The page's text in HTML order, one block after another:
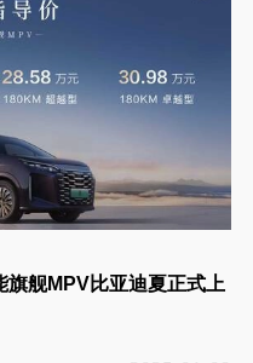
舰MPV比亚迪夏正式上